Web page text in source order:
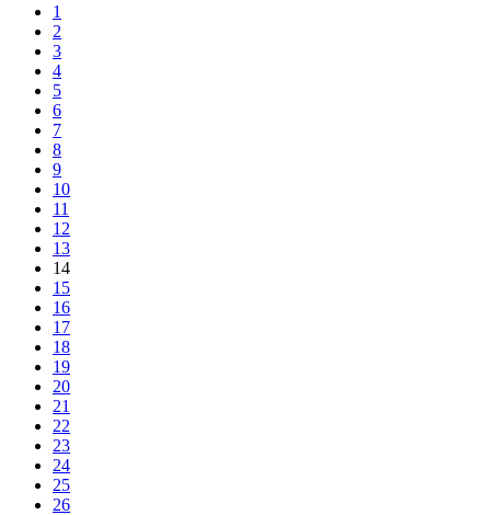
1
2
3
4
5
6
7
8
9
10
11
12
13
14
15
16
17
18
19
20
21
22
23
24
25
26